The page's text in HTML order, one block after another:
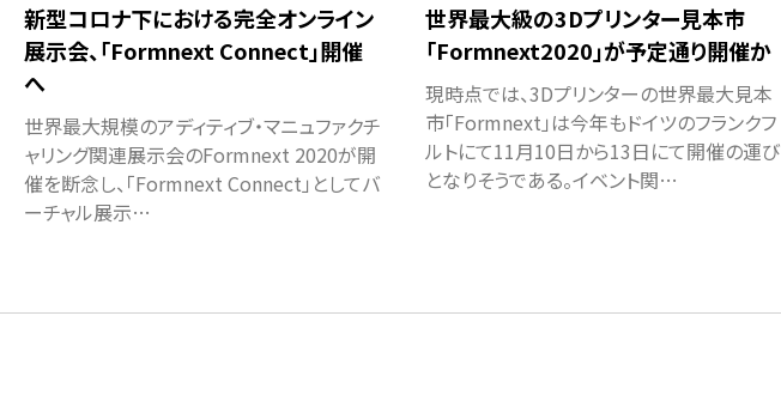
新型コロナ下における完全オンライン
展示会、「Formnext Connect」開催
へ
世界最大規模のアディティブ・マニュファクチ
ャリング関連展示会のFormnext 2020が開
催を断念し、「Formnext Connect」としてバ
ーチャル展示…
世界最大級の3Dプリンター見本市
「Formnext2020」が予定通り開催か
現時点では、3Dプリンターの世界最大見本
市「Formnext」は今年もドイツのフランクフ
ルトにて11月10日から13日にて開催の運び
となりそうである。イベント関…